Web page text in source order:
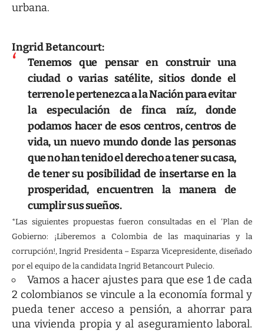
urbana.
Ingrid Betancourt:
Tenemos que pensar en construir una
ciudad o varias satélite, sitios donde el
terreno le pertenezca a la Nación para evitar
la especulación de finca raíz, donde
podamos hacer de esos centros, centros de
vida, un nuevo mundo donde las personas
que no han tenido el derecho a tener su casa,
de tener su posibilidad de insertarse en la
prosperidad, encuentren la manera de
cumplir sus sueños.
*Las siguientes propuestas fueron consultadas en el ‘Plan de
Gobierno: ¡Liberemos a Colombia de las maquinarias y la
corrupción!, Ingrid Presidenta – Esparza Vicepresidente, diseñado
por el equipo de la candidata Ingrid Betancourt Pulecio.
Vamos a hacer ajustes para que ese 1 de cada
2 colombianos se vincule a la economía formal y
pueda tener acceso a pensión, a ahorrar para
una vivienda propia y al aseguramiento laboral.